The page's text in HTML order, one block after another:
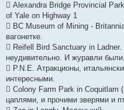
 Alexandra Bridge Provincial
of Yale on Highway 1
 BC Museum of Mining -
вагонетке.
 Reifell Bird Sanctuary in
неудивительно. И журавли были.
 P.N.E. Атракционы,
интересными.
 Colony Farm Park in Coquitlam
цаплями, и прочими зверями и